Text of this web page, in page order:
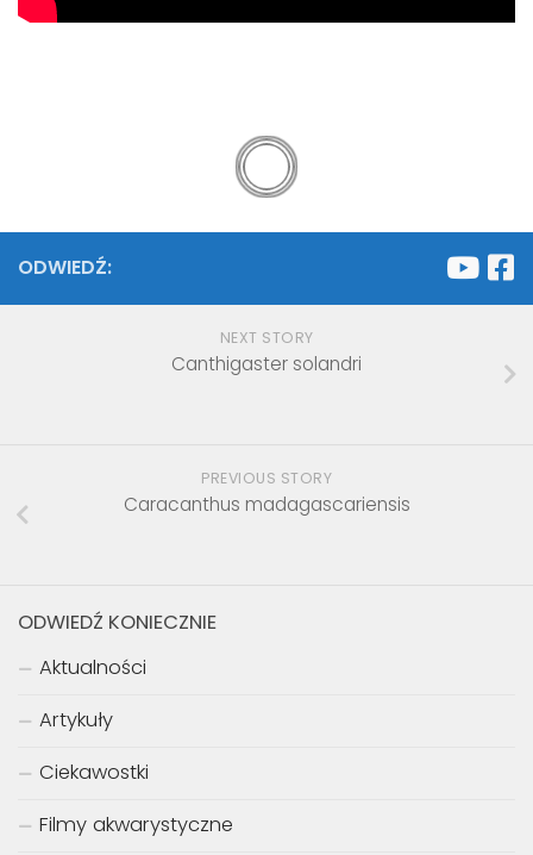
ODWIEDŹ:
NEXT STORY
Canthigaster solandri
PREVIOUS STORY
Caracanthus madagascariensis
ODWIEDŹ KONIECZNIE
Aktualności
Artykuły
Ciekawostki
Filmy akwarystyczne